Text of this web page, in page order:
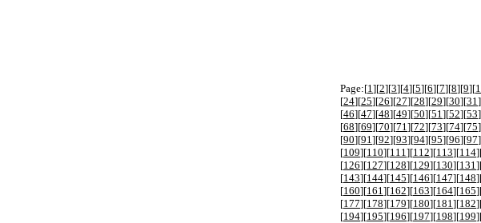
Page:[1][2][3][4][5][6][7][8][9][
[24][25][26][27][28][29][30][31
[46][47][48][49][50][51][52][53
[68][69][70][71][72][73][74][75
[90][91][92][93][94][95][96][97
[109][110][111][112][113][114
[126][127][128][129][130][131
[143][144][145][146][147][148
[160][161][162][163][164][165
[177][178][179][180][181][182
[194][195][196][197][198][199